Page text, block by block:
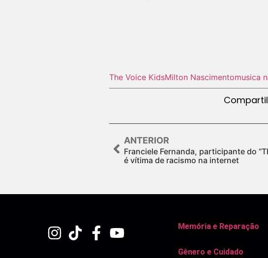
The Voice KidsMilton Nascimentomusica
ANTERIOR
Franciele Fernanda, participante do
é vítima de racismo na internet
Memória e Reparação
Gênero e Cuidado